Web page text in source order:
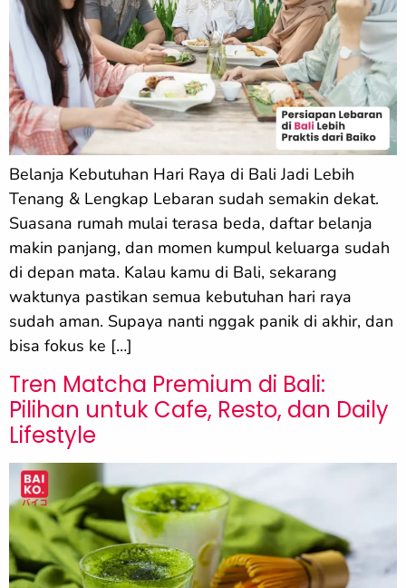
Belanja Kebutuhan Hari Raya di Bali Jadi Lebih
Tenang & Lengkap Lebaran sudah semakin dekat.
Suasana rumah mulai terasa beda, daftar belanja
makin panjang, dan momen kumpul keluarga sudah
di depan mata. Kalau kamu di Bali, sekarang
waktunya pastikan semua kebutuhan hari raya
sudah aman. Supaya nanti nggak panik di akhir, dan
bisa fokus ke […]
Tren Matcha Premium di Bali:
Pilihan untuk Cafe, Resto, dan Daily
Lifestyle